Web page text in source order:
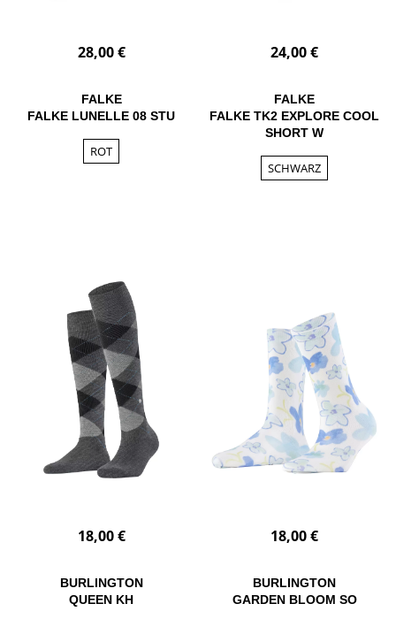
28,00 €
FALKE
FALKE LUNELLE 08 STU
ROT
24,00 €
FALKE
FALKE TK2 EXPLORE COOL
SHORT W
SCHWARZ
18,00 €
BURLINGTON
QUEEN KH
18,00 €
BURLINGTON
GARDEN BLOOM SO